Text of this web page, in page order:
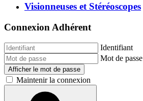
Visionneuses et Stéréoscopes
Connexion Adhérent
Identifiant
Mot de passe
Afficher le mot de passe
Maintenir la connexion